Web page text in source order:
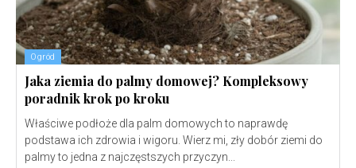
Ogród
Jaka ziemia do palmy domowej? Kompleksowy
poradnik krok po kroku
Właściwe podłoże dla palm domowych to naprawdę
podstawa ich zdrowia i wigoru. Wierz mi, zły dobór ziemi do
palmy to jedna z najczęstszych przyczyn...